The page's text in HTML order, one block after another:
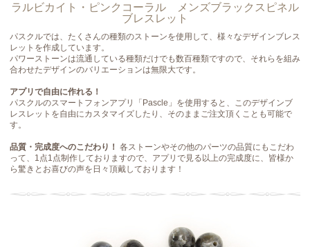
ラルビカイト・ピンクコーラル メンズブラックスピネル
ブレスレット
パスクルでは、たくさんの種類のストーンを使用して、様々なデザインブレス
レットを作成しています。
パワーストーンは流通している種類だけでも数百種類ですので、それらを組み
合わせたデザインのバリエーションは無限大です。
アプリで自由に作れる！
パスクルのスマートフォンアプリ「Pascle」を使用すると、このデザインブ
レスレットを自由にカスタマイズしたり、そのままご注文頂くことも可能で
す。
品質・完成度へのこだわり！ 各ストーンやその他のパーツの品質にもこだわ
って、1点1点制作しておりますので、アプリで見る以上の完成度に、皆様か
ら驚きとお喜びの声を日々頂戴しております！